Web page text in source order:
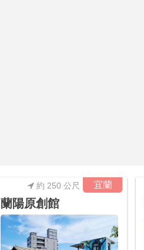
宜蘭
約 250 公尺
蘭陽原創館